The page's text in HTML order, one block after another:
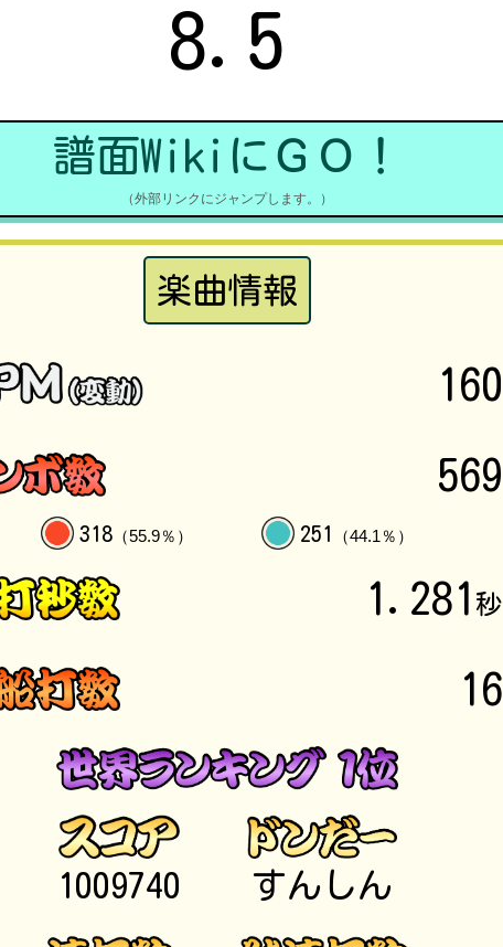
8.5
譜面WikiにＧＯ！
（外部リンクにジャンプします。）
楽曲情報
160
569
318（55.9％） 251 （44.1％）
1.281 秒
16
1009740 すんしん